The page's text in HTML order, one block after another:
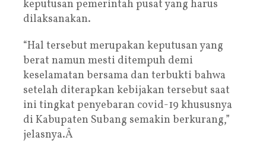
keputusan pemerintah pusat yang harus
dilaksanakan.
“Hal tersebut merupakan keputusan yang
berat namun mesti ditempuh demi
keselamatan bersama dan terbukti bahwa
setelah diterapkan kebijakan tersebut saat
ini tingkat penyebaran covid-19 khususnya
di Kabupaten Subang semakin berkurang,”
jelasnya.Â